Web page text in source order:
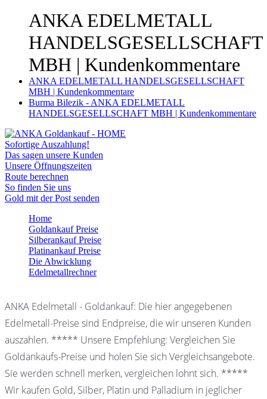
ANKA EDELMETALL
HANDELSGESELLSCHAFT
MBH | Kundenkommentare
ANKA EDELMETALL HANDELSGESELLSCHAFT
MBH | Kundenkommentare
Burma Bilezik - ANKA EDELMETALL
HANDELSGESELLSCHAFT MBH | Kundenkommentare
Sofortige Auszahlung!
Das sagen unsere Kunden
Unsere Öffnungszeiten
Route berechnen
So finden Sie uns
Gold mit der Post senden
Home
Goldankauf Preise
Silberankauf Preise
Platinankauf Preise
Die Abwicklung
Edelmetallrechner
ANKA Edelmetall - Goldankauf: Die hier angegebenen
Edelmetall-Preise sind Endpreise, die wir unseren Kunden
auszahlen. ***** Unsere Empfehlung: Vergleichen Sie
Goldankaufs-Preise und holen Sie sich Vergleichsangebote.
Sie werden schnell merken, vergleichen lohnt sich. *****
Wir kaufen Gold, Silber, Platin und Palladium in jeglicher